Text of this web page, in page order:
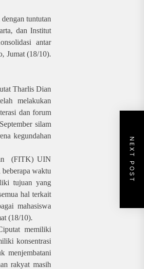
tuntutan
dan Institut
antar
Jumat (18/10).
Tharlis Dian
melakukan
dan forum
silam
kegundahan
(FITK) UIN
waktu
tujuan yang
hal terkait
mahasiswa
(18/10).
memiliki
konsentrasi
menjembatani
rakyat masih
NEXT POST